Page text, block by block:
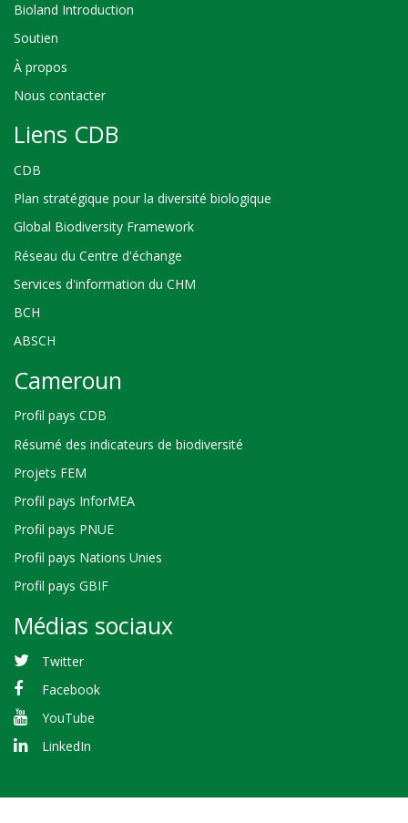
Bioland Introduction
Soutien
À propos
Nous contacter
Liens CDB
CDB
Plan stratégique pour la diversité biologique
Global Biodiversity Framework
Réseau du Centre d'échange
Services d'information du CHM
BCH
ABSCH
Cameroun
Profil pays CDB
Résumé des indicateurs de biodiversité
Projets FEM
Profil pays InforMEA
Profil pays PNUE
Profil pays Nations Unies
Profil pays GBIF
Médias sociaux
Twitter
Facebook
YouTube
LinkedIn